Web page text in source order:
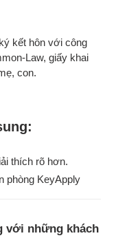
kết hôn với công
Law, giấy khai
con.
thích rõ hơn.
phòng KeyApply
với những khách